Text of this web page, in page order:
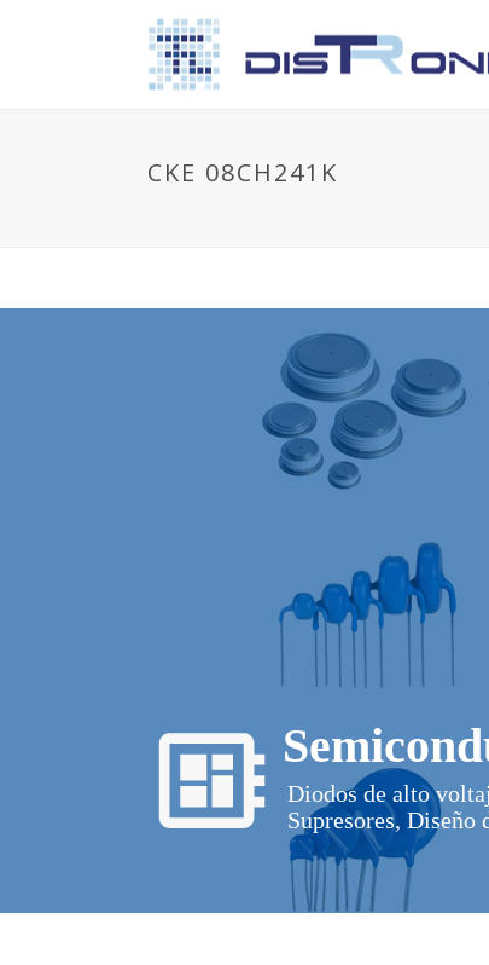
CKE 08CH241K
Diodos de alto
Supresores, Diseño